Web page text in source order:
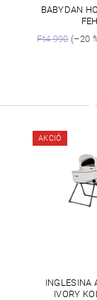
BABYDAN
Ft4 990(–20
AKCIÓ
INGLESINA
IVORY